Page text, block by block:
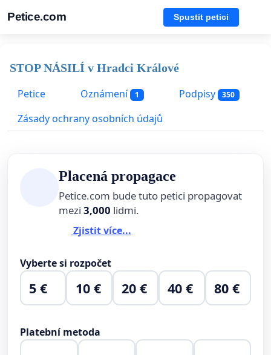
Petice.com Spustit petici
STOP NÁSILÍ v Hradci Králové
Petice
Oznámení 1 Podpisy 350
Zásady ochrany osobních údajů
Placená propagace
Petice.com bude tuto petici propagovat
mezi 3,000 lidmi.
Zjistit více...
Vyberte si rozpočet
5 € 10 € 20 € 40 € 80 €
Platební metoda